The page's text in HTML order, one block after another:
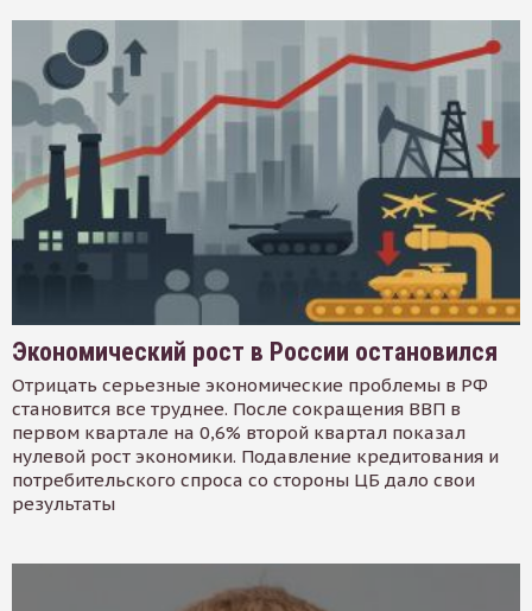
Экономический рост в России остановился
Отрицать серьезные экономические проблемы в РФ
становится все труднее. После сокращения ВВП в
первом квартале на 0,6% второй квартал показал
нулевой рост экономики. Подавление кредитования и
потребительского спроса со стороны ЦБ дало свои
результаты